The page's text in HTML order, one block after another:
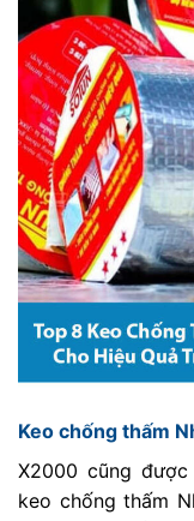
Keo chống thấm
X2000 cũng
keo chống thấm